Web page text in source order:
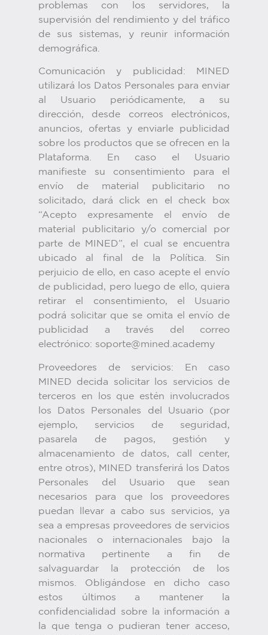
problemas con los servidores, la
supervisión del rendimiento y del tráfico
de sus sistemas, y reunir información
demográfica.
Comunicación y publicidad: MINED
utilizará los Datos Personales para enviar
al Usuario periódicamente, a su
dirección, desde correos electrónicos,
anuncios, ofertas y enviarle publicidad
sobre los productos que se ofrecen en la
Plataforma. En caso el Usuario
manifieste su consentimiento para el
envío de material publicitario no
solicitado, dará click en el check box
“Acepto expresamente el envío de
material publicitario y/o comercial por
parte de MINED”, el cual se encuentra
ubicado al final de la Política. Sin
perjuicio de ello, en caso acepte el envío
de publicidad, pero luego de ello, quiera
retirar el consentimiento, el Usuario
podrá solicitar que se omita el envío de
publicidad a través del correo
electrónico: soporte@mined.academy
Proveedores de servicios: En caso
MINED decida solicitar los servicios de
terceros en los que estén involucrados
los Datos Personales del Usuario (por
ejemplo, servicios de seguridad,
pasarela de pagos, gestión y
almacenamiento de datos, call center,
entre otros), MINED transferirá los Datos
Personales del Usuario que sean
necesarios para que los proveedores
puedan llevar a cabo sus servicios, ya
sea a empresas proveedores de servicios
nacionales o internacionales bajo la
normativa pertinente a fin de
salvaguardar la protección de los
mismos. Obligándose en dicho caso
estos últimos a mantener la
confidencialidad sobre la información a
la que tenga o pudieran tener acceso,